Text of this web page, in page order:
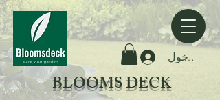
الدخول
BLOOMS DECK